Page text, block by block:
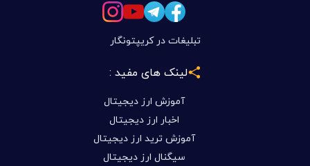
تبلیغات در کریپتونگار
لینک های مفید :
آموزش ارز دیجیتال
اخبار ارز دیجیتال
آموزش ترید ارز دیجیتال
سیگنال ارز دیجیتال